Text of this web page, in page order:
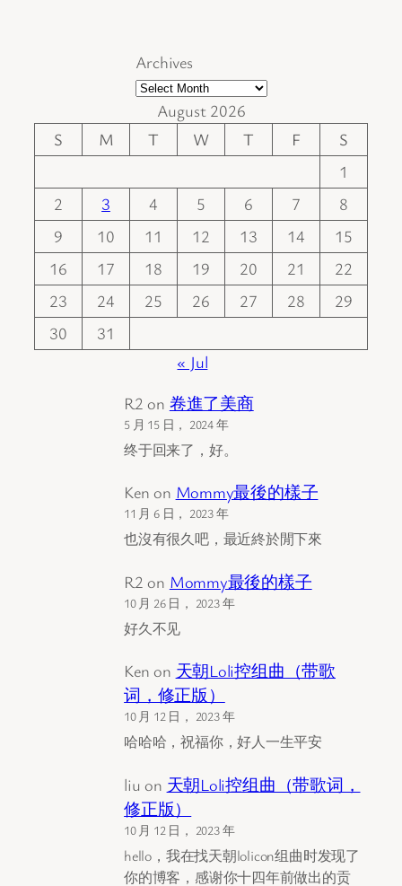
Archives
August 2026
S
M T W T F
S
1
2
3 4 5 6 7
8
9
10 11 12 13 14
15
16
17 18 19 20 21
22
23
24 25 26 27 28
29
30
31
« Jul
R2 on 卷進了美商
5 月 15 日， 2024 年
终于回来了，好。
Ken on Mommy最後的樣子
11 月 6 日， 2023 年
也沒有很久吧，最近終於閒下來
R2 on Mommy最後的樣子
10 月 26 日， 2023 年
好久不见
Ken on 天朝Loli控组曲（带歌
词，修正版）
10 月 12 日， 2023 年
哈哈哈，祝福你，好人一生平安
liu on 天朝Loli控组曲（带歌词，
修正版）
10 月 12 日， 2023 年
hello，我在找天朝lolicon组曲时发现了
你的博客，感谢你十四年前做出的贡